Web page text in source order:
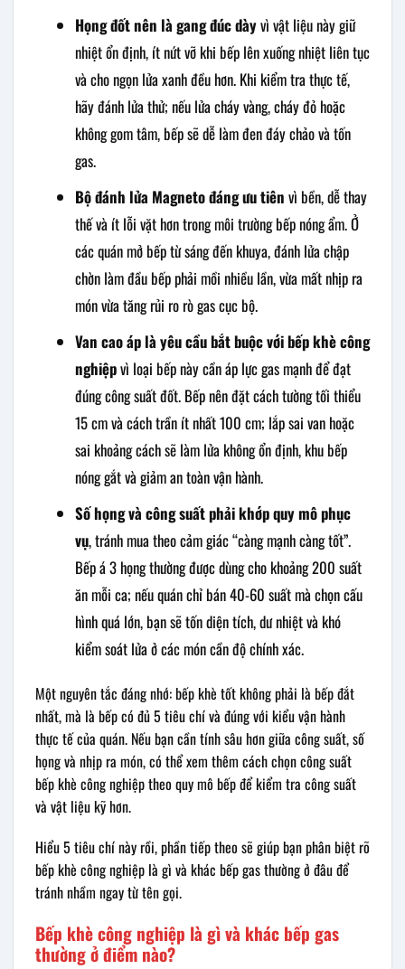
Họng đốt nên là gang đúc dàyvì vật liệu này giữ
nhiệt ổn định, ít nứt vỡ khi bếp lên xuống nhiệt liên tục
và cho ngọn lửa xanh đều hơn. Khi kiểm tra thực tế,
hãy đánh lửa thử; nếu lửa cháy vàng, cháy đỏ hoặc
không gom tâm, bếp sẽ dễ làm đen đáy chảo và tốn
gas.
Bộ đánh lửa Magneto đáng ưu tiên vì bền, dễ thay
thế và ít lỗi vặt hơn trong môi trường bếp nóng ẩm. Ở
các quán mở bếp từ sáng đến khuya, đánh lửa chập
chờn làm đầu bếp phải mồi nhiều lần, vừa mất nhịp ra
món vừa tăng rủi ro rò gas cục bộ.
Van cao áp là yêu cầu bắt buộc với bếp khè công
nghiệpvì loại bếp này cần áp lực gas mạnh để đạt
đúng công suất đốt. Bếp nên đặt cách tường tối thiểu
15 cm và cách trần ít nhất 100 cm; lắp sai van hoặc
sai khoảng cách sẽ làm lửa không ổn định, khu bếp
nóng gắt và giảm an toàn vận hành.
Số họng và công suất phải khớp quy mô phục
vụ, tránh mua theo cảm giác “càng mạnh càng tốt”.
Bếp á 3 họng thường được dùng cho khoảng 200 suất
ăn mỗi ca; nếu quán chỉ bán 40-60 suất mà chọn cấu
hình quá lớn, bạn sẽ tốn diện tích, dư nhiệt và khó
kiểm soát lửa ở các món cần độ chính xác.
Một nguyên tắc đáng nhớ: bếp khè tốt không phải là bếp đắt
nhất, mà là bếp có đủ 5 tiêu chí và đúng với kiểu vận hành
thực tế của quán. Nếu bạn cần tính sâu hơn giữa công suất, số
họng và nhịp ra món, có thể xem thêm cách chọn công suất
bếp khè công nghiệp theo quy mô bếp để kiểm tra công suất
và vật liệu kỹ hơn.
Hiểu 5 tiêu chí này rồi, phần tiếp theo sẽ giúp bạn phân biệt rõ
bếp khè công nghiệp là gì và khác bếp gas thường ở đâu để
tránh nhầm ngay từ tên gọi.
Bếp khè công nghiệp là gì và khác bếp gas
thường ở điểm nào?